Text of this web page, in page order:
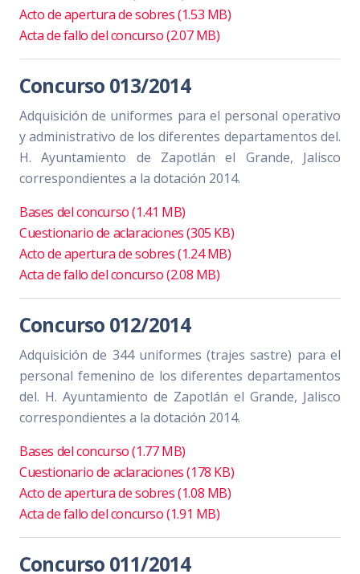
Acto de apertura de sobres (1.53 MB)
Acta de fallo del concurso (2.07 MB)
Concurso 013/2014
Adquisición de uniformes para el personal operativo
y administrativo de los diferentes departamentos del.
H. Ayuntamiento de Zapotlán el Grande, Jalisco
correspondientes a la dotación 2014.
Bases del concurso (1.41 MB)
Cuestionario de aclaraciones (305 KB)
Acto de apertura de sobres (1.24 MB)
Acta de fallo del concurso (2.08 MB)
Concurso 012/2014
Adquisición de 344 uniformes (trajes sastre) para el
personal femenino de los diferentes departamentos
del. H. Ayuntamiento de Zapotlán el Grande, Jalisco
correspondientes a la dotación 2014.
Bases del concurso (1.77 MB)
Cuestionario de aclaraciones (178 KB)
Acto de apertura de sobres (1.08 MB)
Acta de fallo del concurso (1.91 MB)
Concurso 011/2014